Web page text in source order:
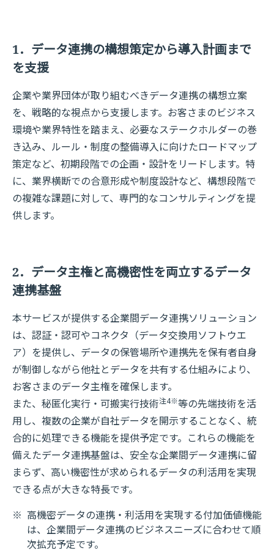
1．データ連携の構想策定から導入計画まで
を支援
企業や業界団体が取り組むべきデータ連携の構想立案
を、戦略的な視点から支援します。お客さまのビジネス
環境や業界特性を踏まえ、必要なステークホルダーの巻
き込み、ルール・制度の整備導入に向けたロードマップ
策定など、初期段階での企画・設計をリードします。特
に、業界横断での合意形成や制度設計など、構想段階で
の複雑な課題に対して、専門的なコンサルティングを提
供します。
2．データ主権と高機密性を両立するデータ
連携基盤
本サービスが提供する企業間データ連携ソリューション
は、認証・認可やコネクタ（データ交換用ソフトウエ
ア）を提供し、データの保管場所や連携先を保有者自身
が制御しながら他社とデータを共有する仕組みにより、
お客さまのデータ主権を確保します。
また、秘匿化実行・可搬実行技術注4※等の先端技術を活
用し、複数の企業が自社データを開示することなく、統
合的に処理できる機能を提供予定です。これらの機能を
備えたデータ連携基盤は、安全な企業間データ連携に留
まらず、高い機密性が求められるデータの利活用を実現
できる点が大きな特長です。
※ 高機密データの連携・利活用を実現する付加価値機能
は、企業間データ連携のビジネスニーズに合わせて順
次拡充予定です。